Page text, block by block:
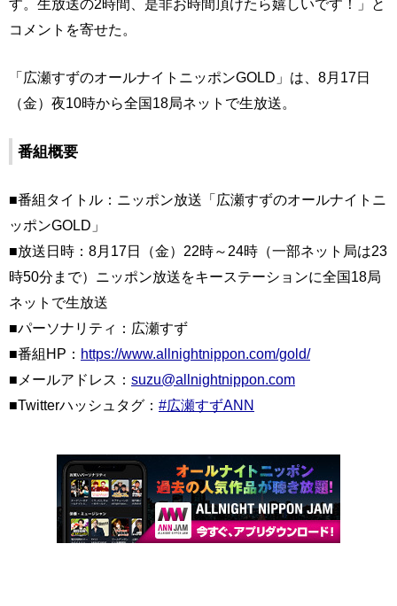
す。生放送の2時間、是非お時間頂けたら嬉しいです！」と
コメントを寄せた。
「広瀬すずのオールナイトニッポンGOLD」は、8月17日
（金）夜10時から全国18局ネットで生放送。
番組概要
■番組タイトル：ニッポン放送「広瀬すずのオールナイトニ
ッポンGOLD」
■放送日時：8月17日（金）22時～24時（一部ネット局は23
時50分まで）ニッポン放送をキーステーションに全国18局
ネットで生放送
■パーソナリティ：広瀬すず
■番組HP： https://www.allnightnippon.com/gold/
■メールアドレス： suzu@allnightnippon.com
■Twitterハッシュタグ： #広瀬すずANN